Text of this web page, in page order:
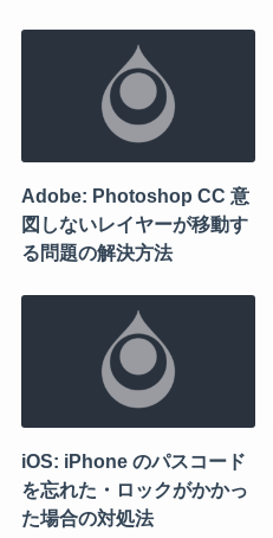
Adobe: Photoshop CC 意
図しないレイヤーが移動す
る問題の解決方法
iOS: iPhone のパスコード
を忘れた・ロックがかかっ
た場合の対処法